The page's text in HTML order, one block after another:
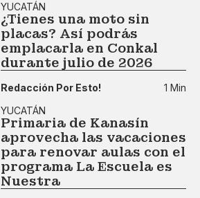
YUCATÁN
¿Tienes una moto sin
placas? Así podrás
emplacarla en Conkal
durante julio de 2026
Redacción Por Esto!
1 Min
YUCATÁN
Primaria de Kanasín
aprovecha las vacaciones
para renovar aulas con el
programa La Escuela es
Nuestra